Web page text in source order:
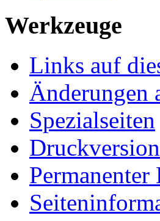
Werkzeuge
Links auf
Änderungen
Spezialseiten
Druckversion